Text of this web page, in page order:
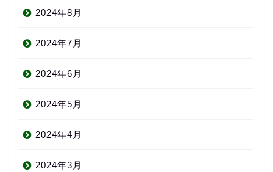
2024年8月
2024年7月
2024年6月
2024年5月
2024年4月
2024年3月